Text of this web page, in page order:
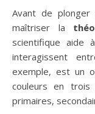
Avant de
maîtriser la
scientifique aide
interagissent
exemple, est un
couleurs en trois
primaires,